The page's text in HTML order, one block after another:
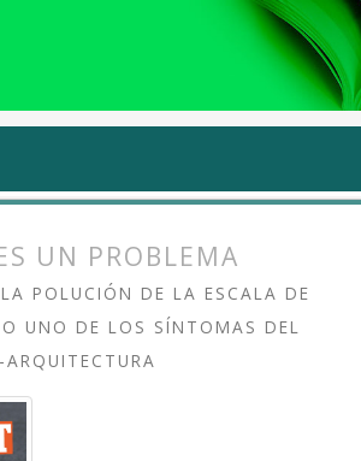
UN PROBLEMA
LA POLUCIÓN DE LA ESCALA DE
UNO DE LOS SÍNTOMAS DEL